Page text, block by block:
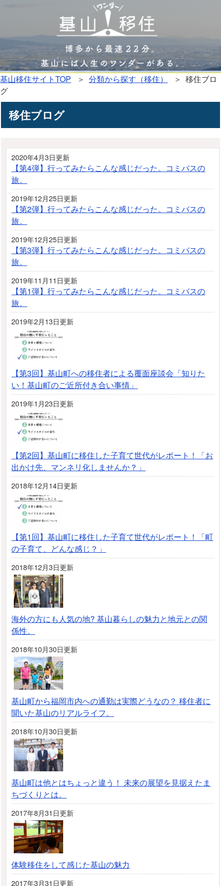
基山移住サイトTOP ＞ 分類から探す（移住）
＞ 移住ブロ
グ
移住ブログ
2020年4月3日更新
【第4弾】行ってみたらこんな感じだった。コミバスの
旅。
2019年12月25日更新
【第2弾】行ってみたらこんな感じだった。コミバスの
旅。
2019年12月25日更新
【第3弾】行ってみたらこんな感じだった。コミバスの
旅。
2019年11月11日更新
【第1弾】行ってみたらこんな感じだった。コミバスの
旅。
2019年2月13日更新
【第3回】基山町への移住者による覆面座談会「知りた
い！基山町のご近所付き合い事情」
2019年1月23日更新
【第2回】基山町に移住した子育て世代がレポート！「お
出かけ先、マンネリ化しませんか？」
2018年12月14日更新
【第1回】基山町に移住した子育て世代がレポート！「町
の子育て、どんな感じ？」
2018年12月3日更新
海外の方にも人気の地? 基山暮らしの魅力と地元との関
係性。
2018年10月30日更新
基山町から福岡市内への通勤は実際どうなの？ 移住者に
聞いた基山のリアルライフ。
2018年10月30日更新
基山町は他とはちょっと違う！ 未来の展望を見据えたま
ちづくりとは。
2017年8月31日更新
体験移住をして感じた基山の魅力
2017年3月31日更新